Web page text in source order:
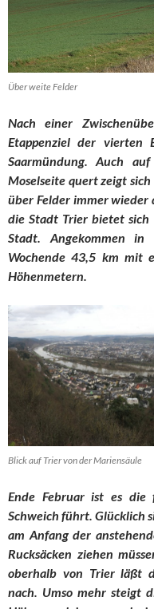
Über weite Felder
Nach einer
Etappenziel der vierten
Saarmündung. Auch
Moselseite quert zeigt
über Felder immer wieder
die Stadt Trier bietet
Stadt. Angekommen in
Wochende 43,5 km mit
Höhenmetern.
Blick auf Trier von der Mariensäule
Ende Februar ist es die
Schweich führt. Glücklich
am Anfang der
Rucksäcken ziehen
oberhalb von Trier läßt
nach. Umso mehr steigt